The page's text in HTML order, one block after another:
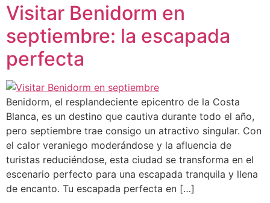
Visitar Benidorm en
septiembre: la escapada
perfecta
Benidorm, el resplandeciente epicentro de la Costa
Blanca, es un destino que cautiva durante todo el año,
pero septiembre trae consigo un atractivo singular. Con
el calor veraniego moderándose y la afluencia de
turistas reduciéndose, esta ciudad se transforma en el
escenario perfecto para una escapada tranquila y llena
de encanto. Tu escapada perfecta en […]